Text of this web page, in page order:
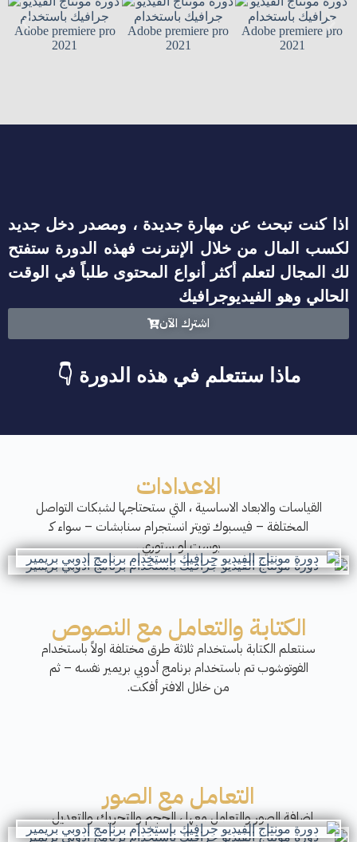
اذا كنت تبحث عن مهارة جديدة ، ومصدر دخل جديد
لكسب المال من خلال الإنترنت فهذه الدورة ستفتح
لك المجال لتعلم أكثر أنواع المحتوى طلباً في الوقت
الحالي وهو الفيديوجرافيك
اشترك الآن
ماذا ستتعلم في هذه الدورة 👇
الاعدادات
القياسات والابعاد الاساسية ، التي ستحتاجها لشبكات التواصل
المختلفة – فيسبوك تويتر انستجرام سنابشات – سواء كـ
بوست او ستوري .
الكتابة والتعامل مع النصوص
سنتعلم الكتابة باستخدام ثلاثة طرق مختلفة اولاً باستخدام
الفوتوشوب تم باستخدام برنامج أدوبي بريمير نفسه – ثم
من خلال الافتر أفكت.
التعامل مع الصور
اضافة الصور والتعامل معها ، الحجم والتحريك والتعديل ..